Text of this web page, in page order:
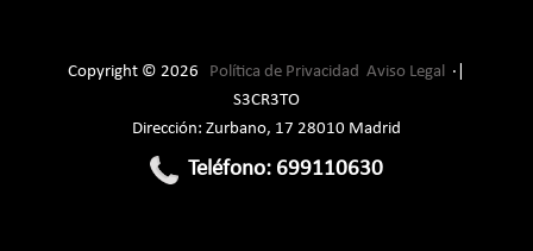
Copyright © 2026 Política de Privacidad Aviso Legal
·|
S3CR3TO
Dirección: Zurbano, 17 28010 Madrid
Teléfono: 699110630